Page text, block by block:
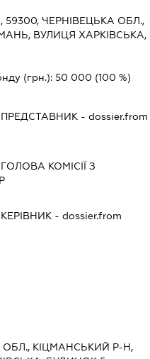
59300, ЧЕРНІВЕЦЬКА ОБЛ.,
ВУЛИЦЯ ХАРКІВСЬКА,
(грн.):50 000 (100 %)
ПРЕДСТАВНИК - dossier.from
ГОЛОВА КОМІСІЇ З
КЕРІВНИК - dossier.from
ОБЛ., КІЦМАНСЬКИЙ Р-Н,